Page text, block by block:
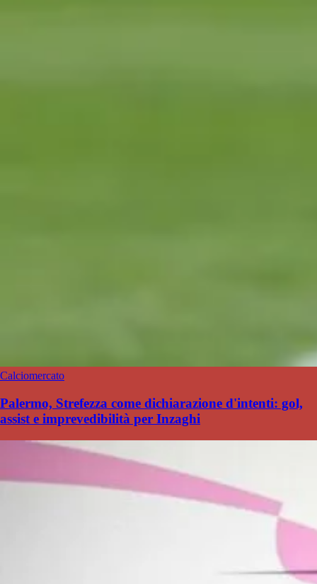
Calciomercato
Palermo, Strefezza come dichiarazione d'intenti: gol,
assist e imprevedibilità per Inzaghi